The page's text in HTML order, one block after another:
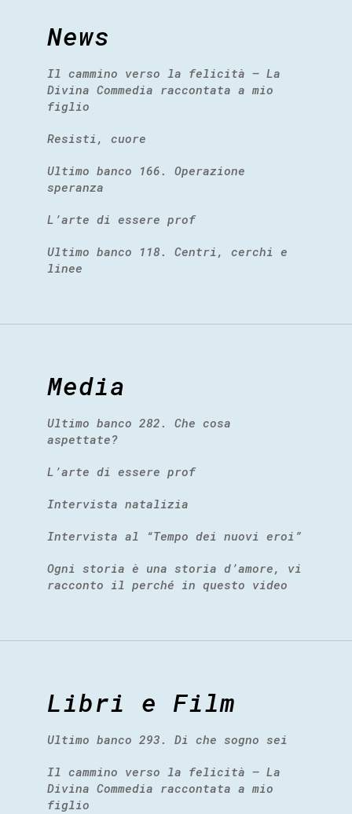
News
Il cammino verso la felicità – La
Divina Commedia raccontata a mio
figlio
Resisti, cuore
Ultimo banco 166. Operazione
speranza
L’arte di essere prof
Ultimo banco 118. Centri, cerchi e
linee
Media
Ultimo banco 282. Che cosa
aspettate?
L’arte di essere prof
Intervista natalizia
Intervista al “Tempo dei nuovi eroi”
Ogni storia è una storia d’amore, vi
racconto il perché in questo video
Libri e Film
Ultimo banco 293. Di che sogno sei
Il cammino verso la felicità – La
Divina Commedia raccontata a mio
figlio